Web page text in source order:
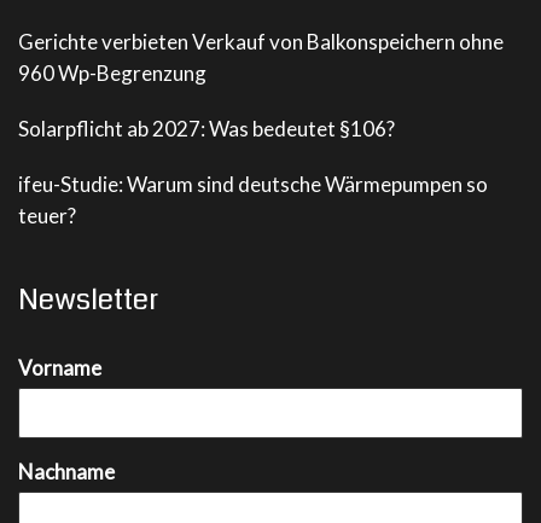
Gerichte verbieten Verkauf von Balkonspeichern ohne
960 Wp-Begrenzung
Solarpflicht ab 2027: Was bedeutet §106?
ifeu-Studie: Warum sind deutsche Wärmepumpen so
teuer?
Newsletter
Vorname
Nachname